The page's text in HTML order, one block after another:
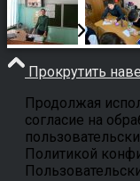
Прокрутить
Продолжая
согласие на
Политикой